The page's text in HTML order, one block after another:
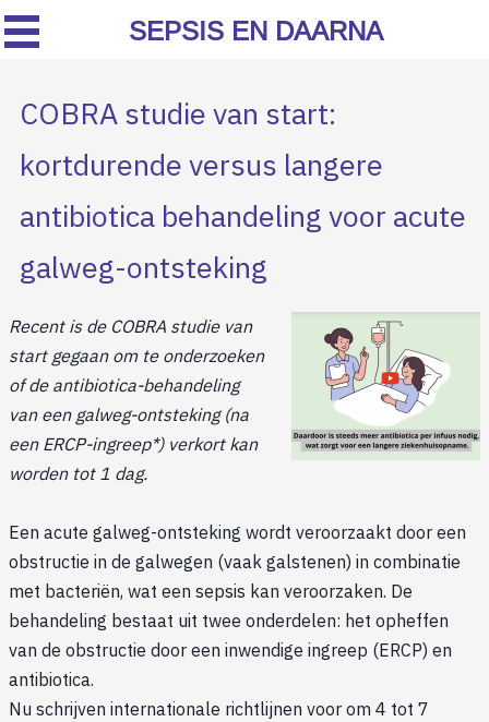
COBRA studie van start:
kortdurende versus langere
antibiotica behandeling voor acute
galweg-ontsteking
Recent is de COBRA studie van
start gegaan om te onderzoeken
of de antibiotica-behandeling
van een galweg-ontsteking (na
een ERCP-ingreep*) verkort kan
worden tot 1 dag.
Een acute galweg-ontsteking wordt veroorzaakt door een
obstructie in de galwegen (vaak galstenen) in combinatie
met bacteriën, wat een sepsis kan veroorzaken. De
behandeling bestaat uit twee onderdelen: het opheffen
van de obstructie door een inwendige ingreep (ERCP) en
antibiotica.
Nu schrijven internationale richtlijnen voor om 4 tot 7
SEPSIS EN DAARNA